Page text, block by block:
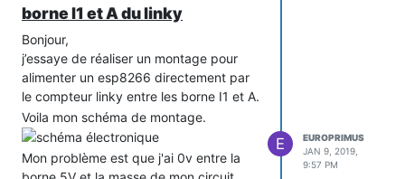
borne I1 et A du linky
Bonjour,
j’essaye de réaliser un montage pour
alimenter un esp8266 directement par
le compteur linky entre les borne I1 et A.
Voila mon schéma de montage.
Mon problème est que j'ai 0v entre la
E
EUROPRIMUS
JAN 9, 2019,
9:57 PM